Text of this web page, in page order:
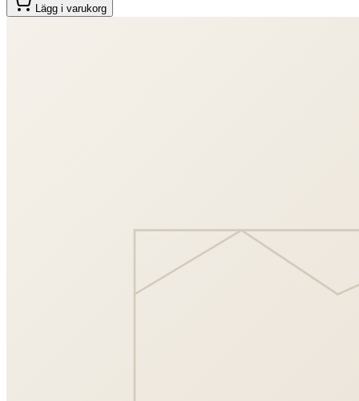
Lägg i varukorg